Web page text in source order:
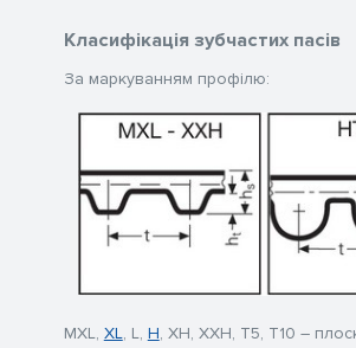
Класифікація зубчастих пасів
За маркуванням профілю:
MXL, XL, L, H, XH, XXH, T5, T10 –